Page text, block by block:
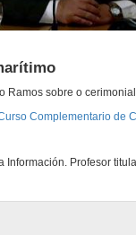
Ramos sobre o
Complementario de
Información. Profesor
10 de abr. de 2014
10 de abr. de 2014